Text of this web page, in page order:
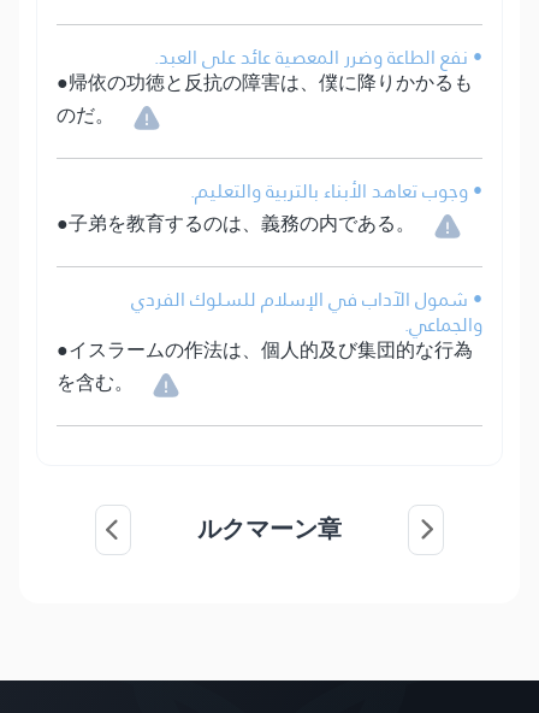
• نفع الطاعة وضرر المعصية عائد على العبد.
●帰依の功徳と反抗の障害は、僕に降りかかるも
のだ。
• وجوب تعاهد الأبناء بالتربية والتعليم.
●子弟を教育するのは、義務の内である。
• شمول الآداب في الإسلام للسلوك الفردي
والجماعي.
●イスラームの作法は、個人的及び集団的な行為
を含む。
ルクマーン章